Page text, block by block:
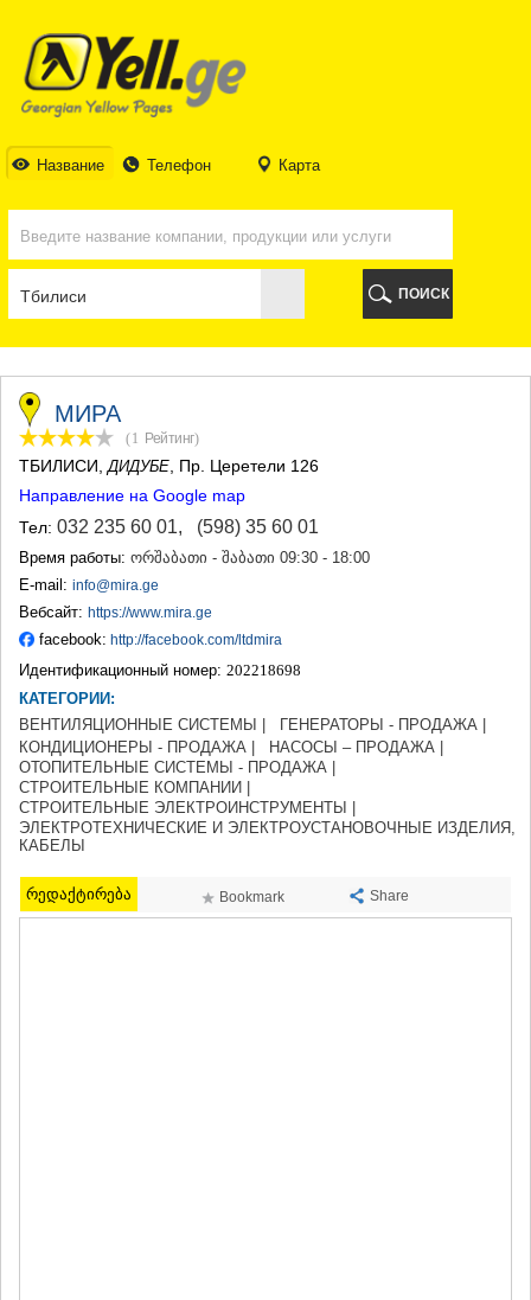
Название Телефон Карта
ТБИЛИСИ
ТБИЛИСИ
АБХАЗИЯ
ГАЛИ
БАТУМИ
КОБУЛЕТИ
ШУАХЕВИ
ЧАКВИ
ОЗУРГЕТИ
ЧОХАТАУРИ
УРЕКИ
ИМЕРЕТИЯ
БАГДАТИ
ВАНИ
ЗЕСТАФОНИ
ТЕРДЖОЛА
САЧХЕРЕ
ТКИБУЛИ
КУТАИСИ
ЦКАЛТУБО
ЧИАТУРА
ХАРАГАУЛИ
ХОНИ
КАХЕТИЯ
АХМЕТА
ГУРДЖААНИ
ДЕДОПЛИСЦКАРО
ЛАГОДЕХИ
САГАРЕДЖО
ПОИСК
МИРА
(1 Рейтинг)
ТБИЛИСИ ДИДУБЕ , Пр. Церетели 126
Направление на Google map
Тел: 032 235 60 01, (598) 35 60 01
Время работы: ორშაბათი - შაბათი 09:30 - 18:00
E-mail: info@mira.ge
Вебсайт: https://www.mira.ge
facebook: http://facebook.com/ltdmira
Идентификационный номер: 202218698
КАТЕГОРИИ:
ВЕНТИЛЯЦИОННЫЕ СИСТЕМЫ |
ГЕНЕРАТОРЫ - ПРОДАЖА |
КОНДИЦИОНЕРЫ - ПРОДАЖА |
НАСОСЫ – ПРОДАЖА |
ОТОПИТЕЛЬНЫЕ СИСТЕМЫ - ПРОДАЖА |
СТРОИТЕЛЬНЫЕ КОМПАНИИ |
СТРОИТЕЛЬНЫЕ ЭЛЕКТРОИНСТРУМЕНТЫ |
ЭЛЕКТРОТЕХНИЧЕСКИЕ И ЭЛЕКТРОУСТАНОВОЧНЫЕ ИЗДЕЛИЯ,
КАБЕЛЫ
რედაქტირება Bookmark Share